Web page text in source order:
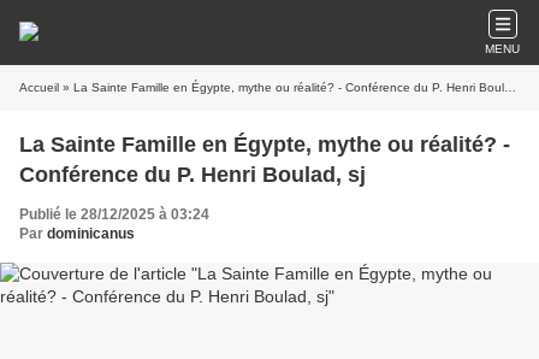
MENU
Accueil » La Sainte Famille en Égypte, mythe ou réalité? - Conférence du P. Henri Boulad, sj
La Sainte Famille en Égypte, mythe ou réalité? -
Conférence du P. Henri Boulad, sj
Publié le 28/12/2025 à 03:24
Par dominicanus